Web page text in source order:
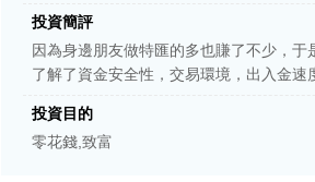
投資簡評
因為身邊朋友做特匯的多也賺了不少，
了解了資金安全性，交易環境，出入金速
投資目的
零花錢,致富